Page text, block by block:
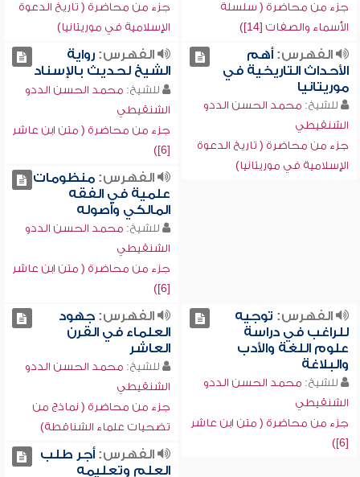
جزء من محاضرة ( سلسلة
الأسماء والصفات [14])
جزء من محاضرة ( تاريخ الدعوة
الإسلامية في موريتانيا)
الفهرس:أهم
الأحداث التاريخية في
موريتانيا
للشيخ: محمد الحسن الددو
الشنقيطي
جزء من محاضرة ( تاريخ الدعوة
الإسلامية في موريتانيا)
الفهرس:رواية
الشيخ لحديث بالإسناد
للشيخ: محمد الحسن الددو
الشنقيطي
جزء من محاضرة ( متن ابن عاشر
[6])
الفهرس:منظومات
علمية في الفقه
المالكي وأصوله
للشيخ: محمد الحسن الددو
الشنقيطي
جزء من محاضرة ( متن ابن عاشر
[6])
الفهرس: توجيه
للراغب في دراسة
علوم اللغة والأدب
والبلاغة
للشيخ: محمد الحسن الددو
الشنقيطي
جزء من محاضرة ( متن ابن عاشر
[6])
الفهرس:جهود
العلماء في القرن
العاشر
للشيخ: محمد الحسن الددو
الشنقيطي
جزء من محاضرة ( نماذج من
تضحيات علماء الشناقطة)
الفهرس:أجر طلب
العلم وتعليمه